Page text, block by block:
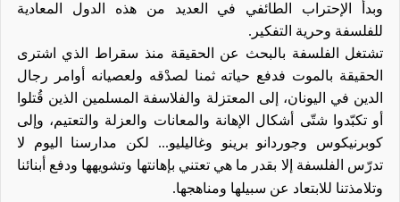
وبدأ الإحتراب الطائفي في العديد من هذه الدول المعادية
للفلسفة وحرية التفكير .
تشتغل الفلسفة بالبحث عن الحقيقة منذ سقراط الذي اشترى
الحقيقة بالموت فدفع حياته ثمنا لصدْقه ولعصيانه أوامر رجال
الدين في اليونان، إلى المعتزلة والفلاسفة المسلمين الذين قُتلوا
أو تكبّدوا شتّى أشكال الإهانة والمعانات والعزلة والتعتيم، وإلى
كوبرنيكوس وجوردانو برينو وغاليليو... لكن مدارسنا اليوم لا
تدرّس الفلسفة إلا بقدر ما هي تعتني بإهانتها وتشويهها ودفع أبنائنا
وتلامذتنا للابتعاد عن سبيلها ومناهجها.